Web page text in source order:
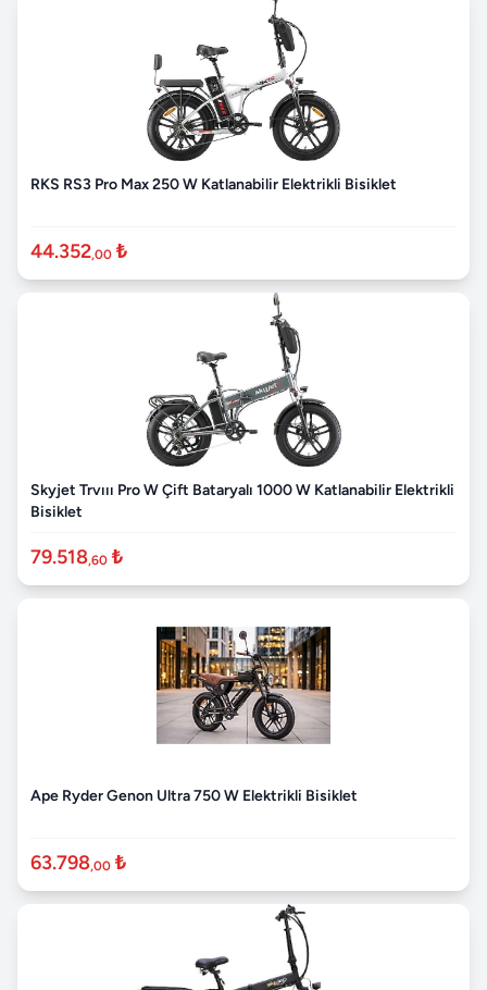
RKS RS3 Pro Max 250 W Katlanabilir Elektrikli Bisiklet
44.352,00 ₺
Skyjet Trvııı Pro W Çift Bataryalı 1000 W Katlanabilir Elektrikli
Bisiklet
79.518,60 ₺
Ape Ryder Genon Ultra 750 W Elektrikli Bisiklet
63.798,00 ₺